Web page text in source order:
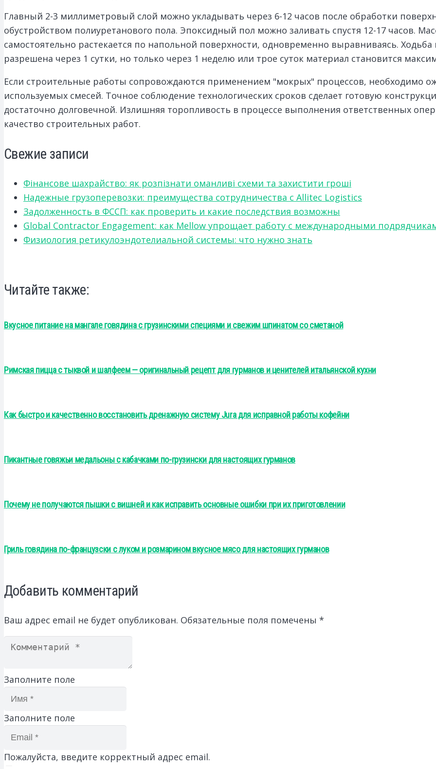
Главный 2-3 миллиметровый слой можно укладывать через 6-12 часов после обработки
обустройством полиуретанового пола. Эпоксидный пол можно заливать спустя 12-17 часов.
самостоятельно растекается по напольной поверхности, одновременно выравниваясь.
разрешена через 1 сутки, но только через 1 неделю или трое суток материал становится
Если строительные работы сопровождаются применением "мокрых" процессов, необходимо
используемых смесей. Точное соблюдение технологических сроков сделает готовую
достаточно долговечной. Излишняя торопливость в процессе выполнения ответственных
качество строительных работ.
Свежие записи
Фінансове шахрайство: як розпізнати оманливі схеми та захистити гроші
Надежные грузоперевозки: преимущества сотрудничества с Allitec Logistics
Задолженность в ФССП: как проверить и какие последствия возможны
Global Contractor Engagement: как Mellow упрощает работу с международными
Физиология ретикулоэндотелиальной системы: что нужно знать
Читайте также:
Вкусное питание на мангале говядина с грузинскими специями и свежим шпинатом со сметаной
Римская пицца с тыквой и шалфеем — оригинальный рецепт для гурманов и ценителей итальянской кухни
Как быстро и качественно восстановить дренажную систему Jura для исправной работы кофейни
Пикантные говяжьи медальоны с кабачками по-грузински для настоящих гурманов
Почему не получаются пышки с вишней и как исправить основные ошибки при их приготовлении
Гриль говядина по-французски с луком и розмарином вкусное мясо для настоящих гурманов
Добавить комментарий
Ваш адрес email не будет опубликован. Обязательные поля помечены *
Заполните поле
Заполните поле
Пожалуйста, введите корректный адрес email.